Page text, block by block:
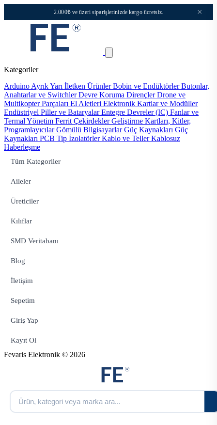
2.000₺ ve üzeri siparişlerinizde kargo ücretsiz. ×
Kategoriler
Arduino Ayrık Yarı İletken ÜrünlerBobin ve EndüktörlerButonlar,
Anahtarlar ve SwitchlerDevre Koruma DirençlerDrone ve
Multikopter Parçaları El Aletleri Elektronik Kartlar ve Modüller
Endüstriyel Piller ve BataryalarEntegre Devreler (IC) Fanlar ve
Termal Yönetim Ferrit ÇekirdeklerGeliştirme Kartları, Kitler,
ProgramlayıcılarGömülü BilgisayarlarGüç Kaynakları Güç
Kaynakları PCB Tip İzolatörlerKablo ve TellerKablosuz
Haberleşme
Tüm Kategoriler
Aileler
Üreticiler
Kılıflar
SMD Veritabanı
Blog
İletişim
Sepetim
Giriş Yap
Kayıt Ol
Fevaris Elektronik © 2026